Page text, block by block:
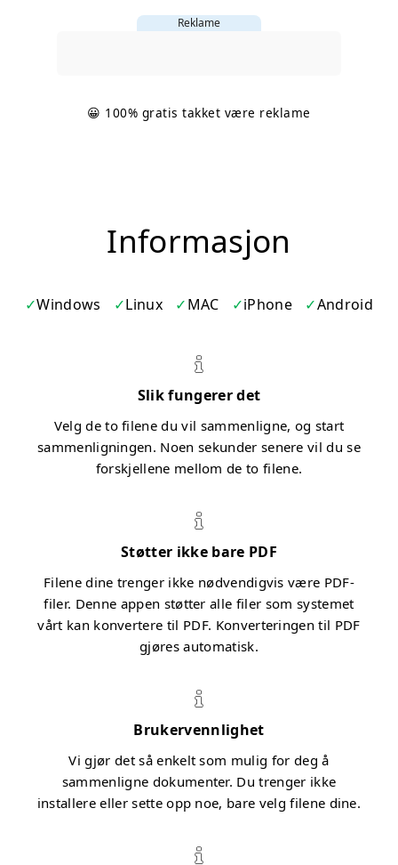
Reklame
😀 100% gratis takket være reklame
Informasjon
Windows Linux MAC iPhone Android
Slik fungerer det
Velg de to filene du vil sammenligne, og start
sammenligningen. Noen sekunder senere vil du se
forskjellene mellom de to filene.
Støtter ikke bare PDF
Filene dine trenger ikke nødvendigvis være PDF-
filer. Denne appen støtter alle filer som systemet
vårt kan konvertere til PDF. Konverteringen til PDF
gjøres automatisk.
Brukervennlighet
Vi gjør det så enkelt som mulig for deg å
sammenligne dokumenter. Du trenger ikke
installere eller sette opp noe, bare velg filene dine.